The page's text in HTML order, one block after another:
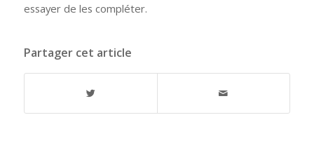
essayer de les compléter.
Partager cet article